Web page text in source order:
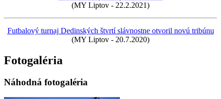
(MY Liptov - 22.2.2021)
Futbalový turnaj Dedinských štvrtí slávnostne otvoril novú tribúnu
(MY Liptov - 20.7.2020)
Fotogaléria
Náhodná fotogaléria